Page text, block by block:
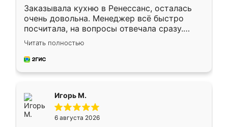
Заказывала кухню в Ренессанс, осталась
очень довольна. Менеджер всё быстро
посчитала, на вопросы отвечала сразу.
Замерщик приехал в субботу, подошёл к
делу со всей ответственностью. Собрали
за день, ребята работали аккуратно, даже
Читать полностью
Игорь М.
6 августа 2026